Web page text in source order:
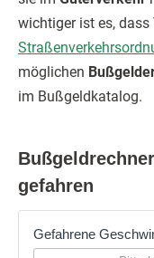
wichtiger ist es, dass
möglichen
im Bußgeldkatalog.
gefahren